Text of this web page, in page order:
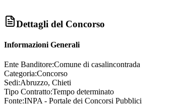
Dettagli del Concorso
Informazioni Generali
Ente Banditore:Comune di casalincontrada
Categoria:Concorso
Sedi:Abruzzo, Chieti
Tipo Contratto:Tempo determinato
Fonte:INPA - Portale dei Concorsi Pubblici